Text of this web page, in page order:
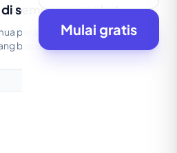
Mulai gratis
semua perangkat
perangkat, dari ponsel
besar.